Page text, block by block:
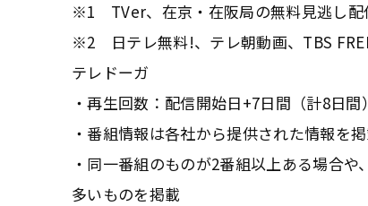
※1 TVer、在京・在阪局の無料見逃し配
※2 日テレ無料!、テレ朝動画、TBS
テレドーガ
・再生回数：配信開始日+7日間（計8日
・番組情報は各社から提供された情報を
・同一番組のものが2番組以上ある場合
多いものを掲載